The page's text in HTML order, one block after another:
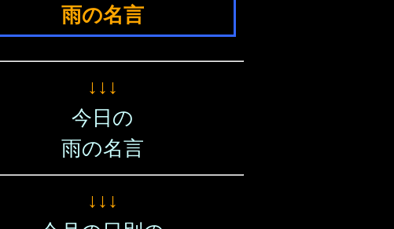
雨の名言
↓↓↓
今日の
雨の名言
↓↓↓